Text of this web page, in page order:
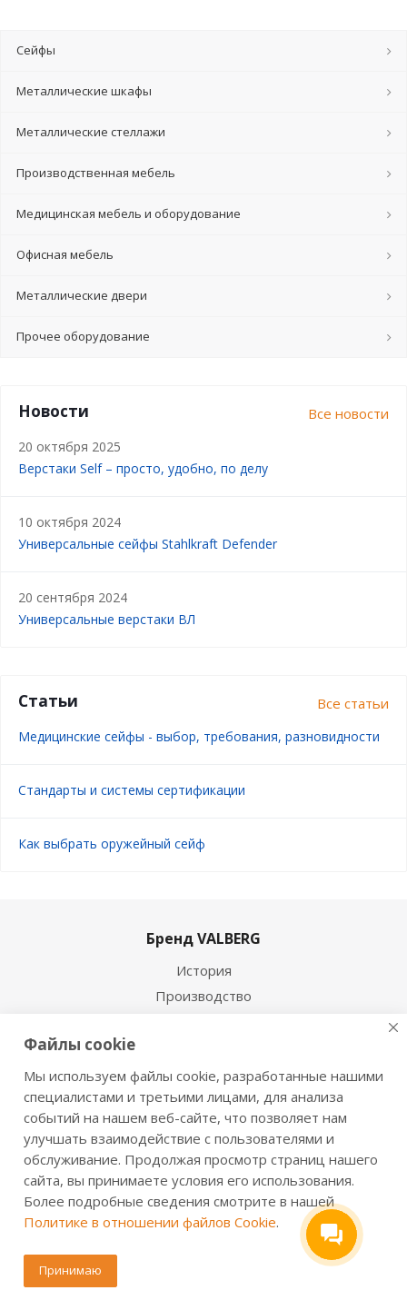
Сейфы
Металлические шкафы
Металлические стеллажи
Производственная мебель
Медицинская мебель и оборудование
Офисная мебель
Металлические двери
Прочее оборудование
Новости Все новости
20 октября 2025
Верстаки Self – просто, удобно, по делу
10 октября 2024
Универсальные сейфы Stahlkraft Defender
20 сентября 2024
Универсальные верстаки ВЛ
Статьи Все статьи
Медицинские сейфы - выбор, требования, разновидности
Стандарты и системы сертификации
Как выбрать оружейный сейф
Бренд VALBERG
История
Производство
Продукция
Сейфы для дома
Офисные сейфы
Оружейные сейфы и шкафы
Огнестойкие сейфы
Взломостойкие сейфы
Файлы cookie
Мы используем файлы cookie, разработанные нашими
специалистами и третьими лицами, для анализа
событий на нашем веб-сайте, что позволяет нам
улучшать взаимодействие с пользователями и
обслуживание. Продолжая просмотр страниц нашего
сайта, вы принимаете условия его использования.
Более подробные сведения смотрите в нашей
Политике в отношении файлов Cookie.
Принимаю